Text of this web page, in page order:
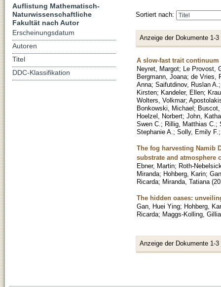
Sortiert nach:
Anzeige der Dokumente 1-3
A slow-fast trait
Neyret, Margot; Le Provost,
Bergmann, Joana; de Vries,
Anna; Saifutdinov, Ruslan A.
Kirsten; Kandeler, Ellen;
Wolters, Volkmar;
Bonkowski, Michael;
Hoelzel, Norbert; John,
Swen C. ; Rillig, Matthias C. ;
Stephanie A. ; Solly, Emily F.
The fog harvesting Namib
substrate and atmosphere
Ebner, Martin; Roth-
Miranda; Hohberg, Karin;
Ricarda; Miranda, Tatiana (
The hidden oases:
Gan, Huei Ying; Hohberg,
Ricarda; Maggs-Kolling,
Anzeige der Dokumente 1-3
Auflistung Mathematisch-
Naturwissenschaftliche
Fakultät nach Autor
Erscheinungsdatum
Autoren
Titel
DDC-Klassifikation